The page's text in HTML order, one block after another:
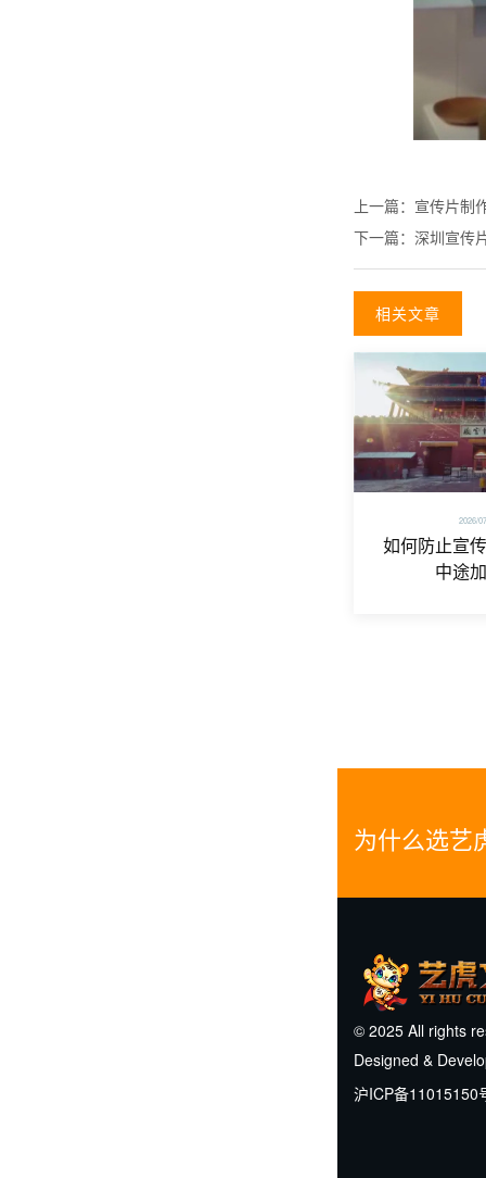
上一篇： 宣传片制
下一篇： 深圳宣传
相关文章
2026/
如何防止宣
中途
为什么选艺
© 2025 All rights
Designed &
沪ICP备11015150